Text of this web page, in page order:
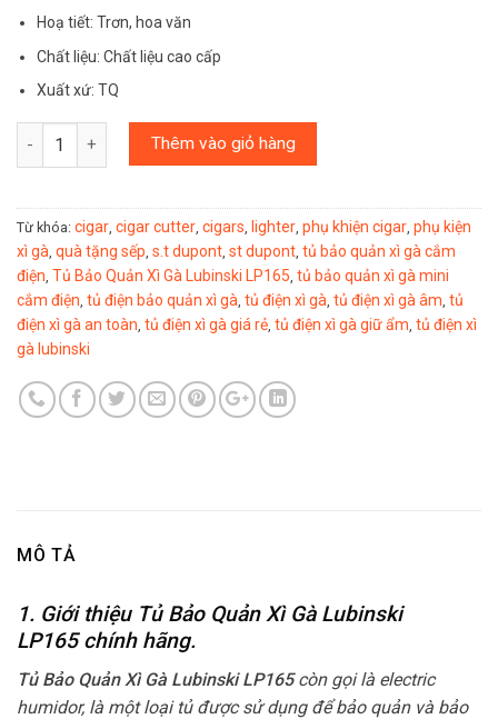
Hoạ tiết: Trơn, hoa văn
Chất liệu: Chất liệu cao cấp
Xuất xứ: TQ
Số lượng Thêm vào giỏ hàng
Từ khóa: cigar, cigar cutter, cigars, lighter, phụ khiện cigar, phụ kiện
xì gà, quà tặng sếp, s.t dupont, st dupont, tủ bảo quản xì gà cắm
điện, Tủ Bảo Quản Xì Gà Lubinski LP165, tủ bảo quản xì gà mini
cắm điện, tủ điện bảo quản xì gà, tủ điện xì gà, tủ điện xì gà âm, tủ
điện xì gà an toàn, tủ điện xì gà giá rẻ, tủ điện xì gà giữ ẩm, tủ điện xì
gà lubinski
MÔ TẢ
1. Giới thiệu Tủ Bảo Quản Xì Gà Lubinski
LP165 chính hãng.
Tủ Bảo Quản Xì Gà Lubinski LP165còn gọi là electric
humidor, là một loại tủ được sử dụng để bảo quản và bảo